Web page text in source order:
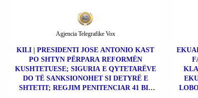
KILI | PRESIDENTI JOSE ANTONIO KAST
PO SHTYN PËRPARA REFORMËN
KUSHTETUESE; SIGURIA E QYTETARËVE
DO TË SANKSIONOHET SI DETYRË E
SHTETIT; REGJIM PENITENCIAR 41 BIS
Agjencia Telegrafike Vox